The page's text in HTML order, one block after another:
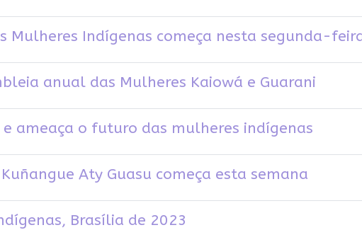
Mulheres Indígenas começa nesta segunda-
anual das Mulheres Kaiowá e Guarani
ameaça o futuro das mulheres indígenas
Aty Guasu começa esta semana
Brasília de 2023